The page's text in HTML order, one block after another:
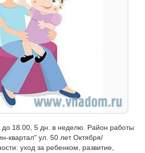
18.00, 5 дн. в неделю. Район работы
квартал" ул. 50 лет Октября/
уход за ребенком, развитие,